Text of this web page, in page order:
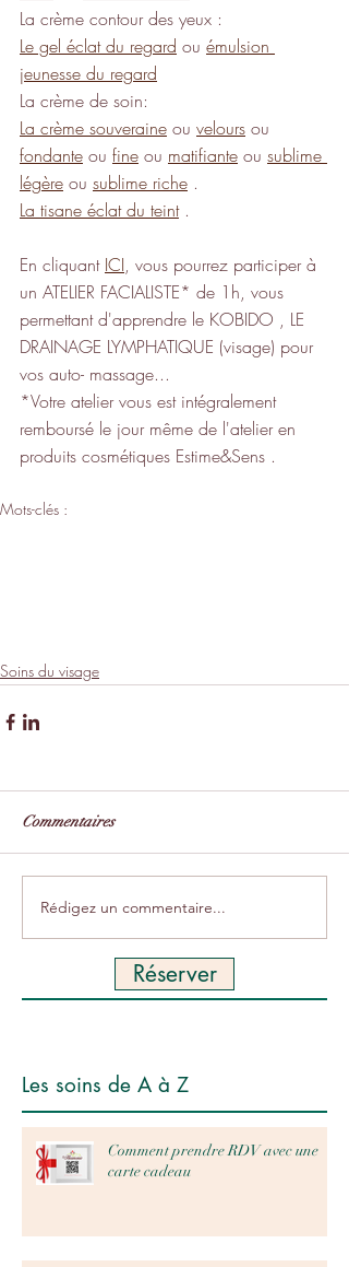
La crème contour des yeux :
Le gel éclat du regard ou émulsion
jeunesse du regard
La crème de soin:
La crème souveraine ou velours ou
fondante ou fine ou matifiante ou sublime
légère ou sublime riche .
La tisane éclat du teint .
En cliquant ICI, vous pourrez participer à
un ATELIER FACIALISTE* de 1h, vous
permettant d'apprendre le KOBIDO , LE
DRAINAGE LYMPHATIQUE (visage) pour
vos auto- massage...
*Votre atelier vous est intégralement
remboursé le jour même de l'atelier en
produits cosmétiques Estime&Sens .
Mots-clés :
Soins du visage
Commentaires
Rédigez un commentaire...
Réserver
Les soins de A à Z
Comment prendre RDV avec une
carte cadeau